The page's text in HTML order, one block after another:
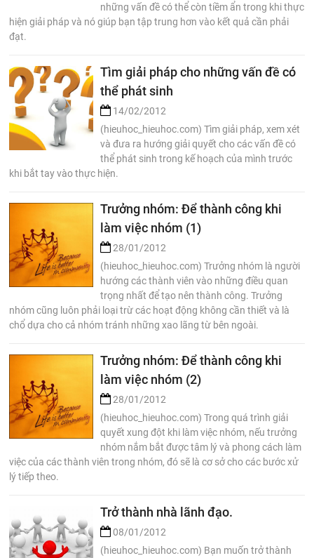
những vấn đề có thể còn tiềm ẩn trong khi thực
hiện giải pháp và nó giúp bạn tập trung hơn vào kết quả cần phải
đạt.
Tìm giải pháp cho những vấn đề có
thể phát sinh
14/02/2012
(hieuhoc_hieuhoc.com) Tìm giải pháp, xem xét
và đưa ra hướng giải quyết cho các vấn đề có
thể phát sinh trong kế hoạch của mình trước
khi bắt tay vào thực hiện.
Trưởng nhóm: Để thành công khi
làm việc nhóm (1)
28/01/2012
(hieuhoc_hieuhoc.com) Trưởng nhóm là người
hướng các thành viên vào những điều quan
trọng nhất để tạo nên thành công. Trưởng
nhóm cũng luôn phải loại trừ các hoạt động không cần thiết và là
chổ dựa cho cả nhóm tránh những xao lãng từ bên ngoài.
Trưởng nhóm: Để thành công khi
làm việc nhóm (2)
28/01/2012
(hieuhoc_hieuhoc.com) Trong quá trình giải
quyết xung đột khi làm việc nhóm, nếu trưởng
nhóm nắm bắt được tâm lý và phong cách làm
việc của các thành viên trong nhóm, đó sẽ là cơ sở cho các bước xử
lý tiếp theo.
Trở thành nhà lãnh đạo.
08/01/2012
(hieuhoc_hieuhoc.com) Bạn muốn trở thành